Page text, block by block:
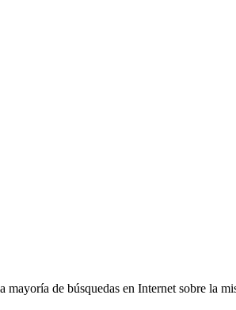
mayoría de búsquedas en Internet sobre